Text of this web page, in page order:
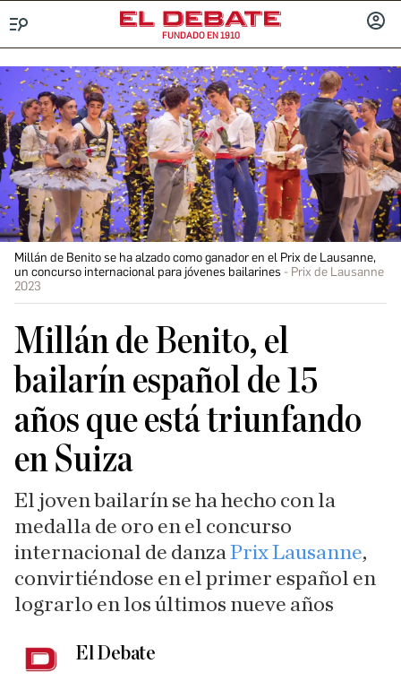
FUNDADO EN 1910
Millán de Benito se ha alzado como ganador en el Prix de Lausanne,
un concurso internacional para jóvenes bailarines
Prix de Lausanne
2023
Millán de Benito, el
bailarín español de 15
años que está triunfando
en Suiza
El joven bailarín se ha hecho con la
medalla de oro en el concurso
internacional de danzaPrix Lausanne,
convirtiéndose en el primer español en
lograrlo en los últimos nueve años
El Debate